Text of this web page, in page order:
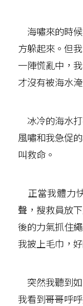
海嘯來的時
方躲起來。但
一陣慌亂中，
才沒有被海水淹
冰冷的海水
風嘯和我急促
叫救命。
正當我體力
聲，搜救員放
後的力氣抓住
我披上毛巾，
突然我聽到
我看到哥哥呼